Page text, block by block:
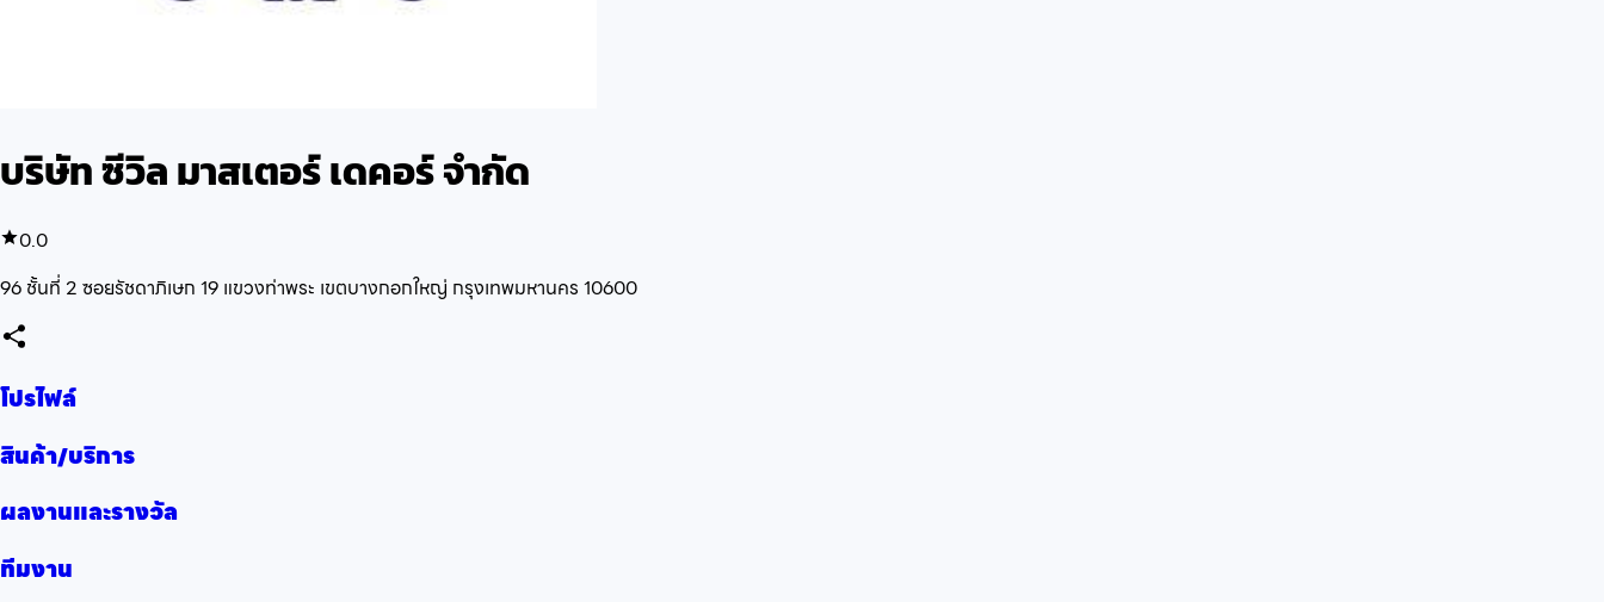
บริษัท ซีวิล มาสเตอร์ เดคอร์ จำกัด
0.0
96 ชั้นที่ 2 ซอยรัชดาภิเษก 19 แขวงท่าพระ เขตบางกอกใหญ่ กรุงเทพมหานคร 10600
โปรไฟล์
สินค้า/บริการ
ผลงานและรางวัล
ทีมงาน